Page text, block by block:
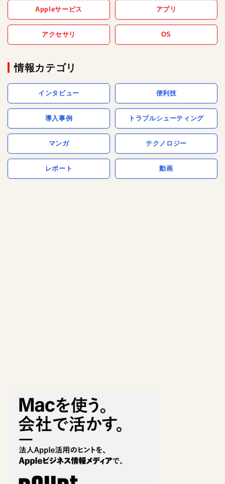
Appleサービス アプリ
アクセサリ OS
情報カテゴリ
インタビュー 便利技
導入事例 トラブルシューティング
マンガ テクノロジー
レポート 動画